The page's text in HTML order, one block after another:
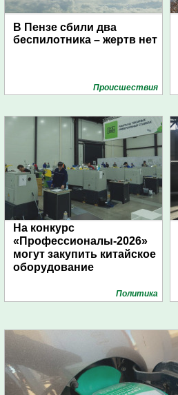
В Пензе сбили два
беспилотника – жертв нет
Проиcшествия
На конкурс
«Профессионалы-2026»
могут закупить китайское
оборудование
Политика